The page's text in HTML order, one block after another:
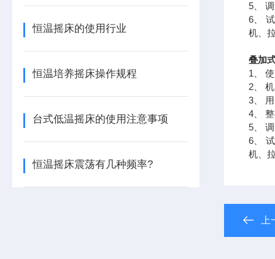
恒温摇床的使用行业
恒温培养摇床操作规程
台式低温摇床的使用注意事项
恒温摇床震荡有几种频率?
5、
6、
机、
叠加
1、
2、
3、
4、
5、
6、
机、